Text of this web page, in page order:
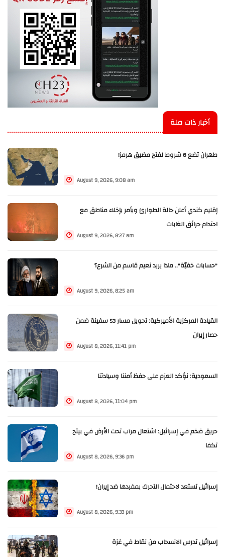
أخبار ذات صلة
طهران تضع 6 شروط لفتح مضيق هرمز!
August 9, 2026, 9:08 am
إقليم كندي أعلن حالة الطوارئ ويأمر بإخلاء مناطق مع
احتدام حرائق الغابات
August 9, 2026, 8:27 am
"حسابات خفيّة".. ماذا يريد نعيم قاسم من الشرع؟
August 9, 2026, 8:25 am
القيادة المركزية الأميركية: تحويل مسار 53 سفينة ضمن
حصار إيران
August 8, 2026, 11:41 pm
السعودية: نؤكد العزم على حفظ أمننا وسيادتنا
August 8, 2026, 11:04 pm
حريق ضخم في إسرائيل: اشتعال مرآب تحت الأرض في بيتح
تكفا
August 8, 2026, 9:36 pm
إسرائيل تستعد لاحتمال التحرك بمفردها ضد إيران!
August 8, 2026, 9:33 pm
إسرائيل تدرس الانسحاب من نقاط في غزة